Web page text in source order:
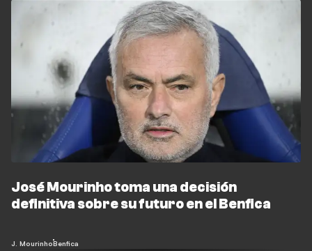
José Mourinho toma una decisión
definitiva sobre su futuro en el Benfica
J. MourinhoBenfica